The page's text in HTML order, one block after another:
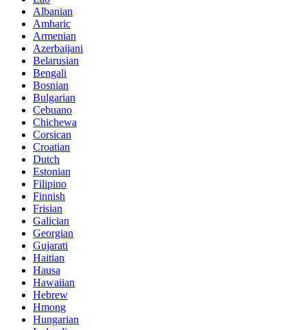
Albanian
Amharic
Armenian
Azerbaijani
Belarusian
Bengali
Bosnian
Bulgarian
Cebuano
Chichewa
Corsican
Croatian
Dutch
Estonian
Filipino
Finnish
Frisian
Galician
Georgian
Gujarati
Haitian
Hausa
Hawaiian
Hebrew
Hmong
Hungarian